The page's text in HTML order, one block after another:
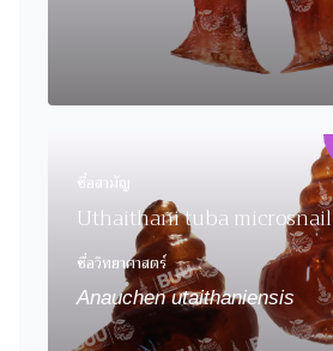
ชื่อสามัญ
Uthaithani tuba microsnail
ชื่อวิทยาศาสตร์
Anauchen utaithaniensis